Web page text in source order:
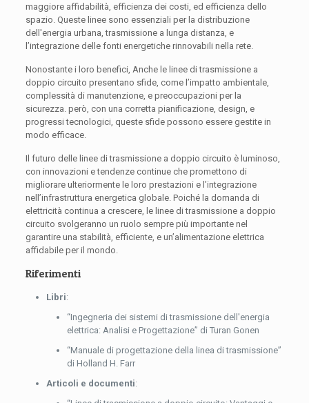
maggiore affidabilità, efficienza dei costi, ed efficienza dello
spazio. Queste linee sono essenziali per la distribuzione
dell'energia urbana, trasmissione a lunga distanza, e
l’integrazione delle fonti energetiche rinnovabili nella rete.
Nonostante i loro benefici, Anche le linee di trasmissione a
doppio circuito presentano sfide, come l’impatto ambientale,
complessità di manutenzione, e preoccupazioni per la
sicurezza. però, con una corretta pianificazione, design, e
progressi tecnologici, queste sfide possono essere gestite in
modo efficace.
Il futuro delle linee di trasmissione a doppio circuito è luminoso,
con innovazioni e tendenze continue che promettono di
migliorare ulteriormente le loro prestazioni e l’integrazione
nell’infrastruttura energetica globale. Poiché la domanda di
elettricità continua a crescere, le linee di trasmissione a doppio
circuito svolgeranno un ruolo sempre più importante nel
garantire una stabilità, efficiente, e un’alimentazione elettrica
affidabile per il mondo.
Riferimenti
Libri:
“Ingegneria dei sistemi di trasmissione dell'energia
elettrica: Analisi e Progettazione” di Turan Gonen
“Manuale di progettazione della linea di trasmissione”
di Holland H. Farr
Articoli e documenti: